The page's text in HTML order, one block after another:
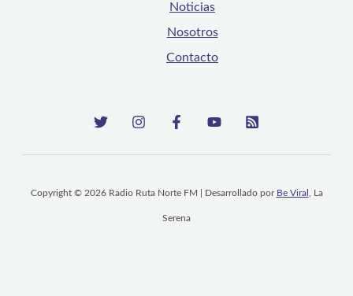
Noticias
Nosotros
Contacto
Copyright © 2026 Radio Ruta Norte FM | Desarrollado por Be Viral , La
Serena